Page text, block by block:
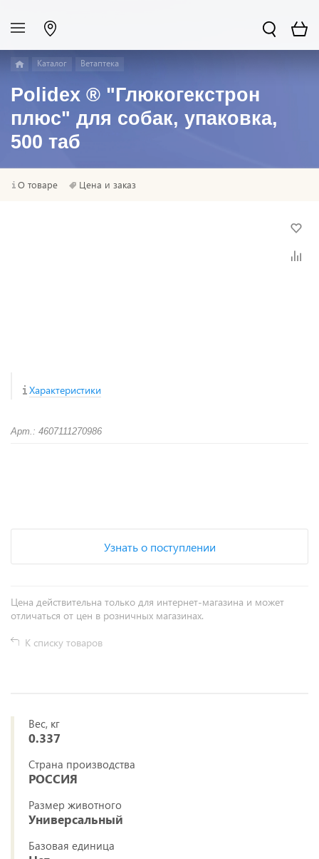
Каталог Ветаптека
Polidex ® "Глюкогекстрон
плюс" для собак, упаковка,
500 таб
О товаре Цена и заказ
Характеристики
Арт.: 4607111270986
Узнать о поступлении
Цена действительна только для интернет-магазина и может
отличаться от цен в розничных магазинах.
К списку товаров
Вес, кг
0.337
Страна производства
РОССИЯ
Размер животного
Универсальный
Базовая единица